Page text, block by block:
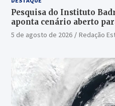
Pesquisa do Instituto
aponta cenário aberto
5 de agosto de 2026 Redação